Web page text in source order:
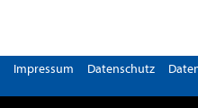
Impressum Datenschutz